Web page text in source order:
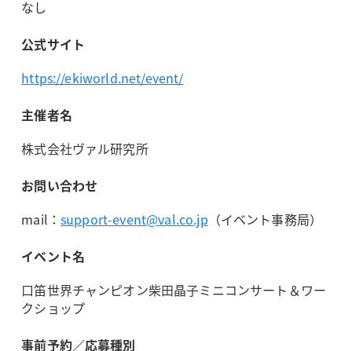
なし
公式サイト
https://ekiworld.net/event/
主催者名
株式会社ヴァル研究所
お問い合わせ
mail： support-event@val.co.jp （イベント事務局）
イベント名
口笛世界チャンピオン柴田晶子ミニコンサート＆ワー
クショップ
事前予約／応募種別